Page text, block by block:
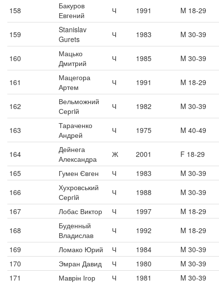
158
Бакуров
Евгений
Ч 1991 M 18-29
159
Stanislav
Gurets
Ч 1983 M 30-39
160
Мацько
Дмитрий
Ч 1985 M 30-39
161
Мацегора
Артем
Ч 1991 M 18-29
162
Вельможний
Сергiй
Ч 1982 M 30-39
163
Тараченко
Андрей
Ч 1975 M 40-49
164
Дейнега
Александра
Ж 2001
F 18-29
165
Гумен Євген Ч 1983
M 30-39
166
Хухровський
Сергiй
Ч 1988
M 30-39
167
Лобас Виктор Ч 1997
M 18-29
168
Буденный
Владислав
Ч 1992
M 18-29
169
Ломако Юрий Ч 1984
M 30-39
170
Эмран Давид Ч 1980
M 30-39
171
Маврін Ігор Ч 1981
M 30-39